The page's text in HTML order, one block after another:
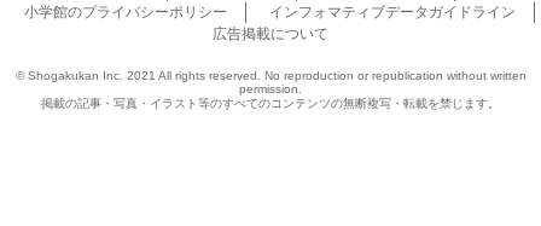
小学館のプライバシーポリシー
インフォマティブデータガイドライン
広告掲載について
© Shogakukan Inc. 2021 All rights reserved. No reproduction or republication without written
permission.
掲載の記事・写真・イラスト等のすべてのコンテンツの無断複写・転載を禁じます。